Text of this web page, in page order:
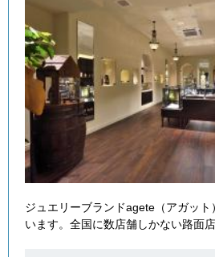
ジュエリーブランドagete（アガッ
います。全国に数店舗しかない路面